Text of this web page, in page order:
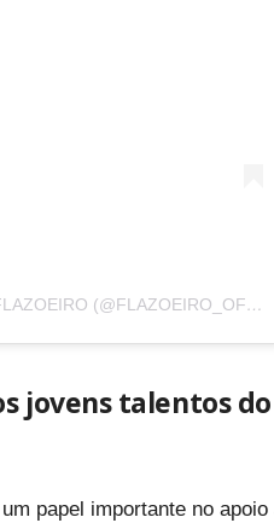
UMA PUBLICAÇÃO COMPARTILHADA POR FLAZOEIRO (@FLAZOEIRO_OFICIAL)
jovens talentos do
papel importante no